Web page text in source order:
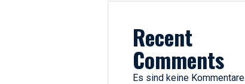
Recent
Comments
Es sind keine Kommentare